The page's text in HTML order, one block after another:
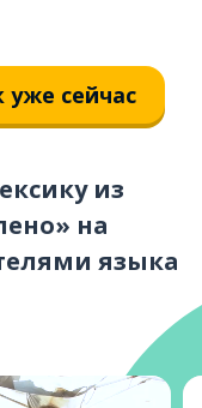
уже сейчас
из
на
языка